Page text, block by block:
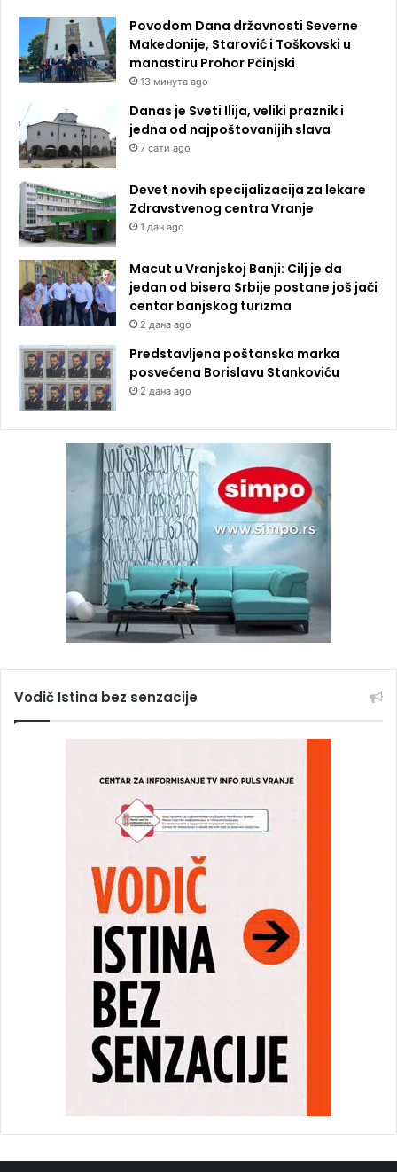
Povodom Dana državnosti Severne
Makedonije, Starović i Toškovski u
manastiru Prohor Pčinjski
13 минута ago
Danas je Sveti Ilija, veliki praznik i
jedna od najpoštovanijih slava
7 сати ago
Devet novih specijalizacija za lekare
Zdravstvenog centra Vranje
1 дан ago
Macut u Vranjskoj Banji: Cilj je da
jedan od bisera Srbije postane još jači
centar banjskog turizma
2 дана ago
Predstavljena poštanska marka
posvećena Borislavu Stankoviću
2 дана ago
Vodič Istina bez senzacije